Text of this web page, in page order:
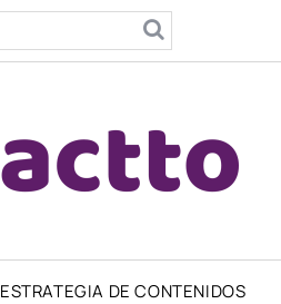
ESTRATEGIA DE CONTENIDOS